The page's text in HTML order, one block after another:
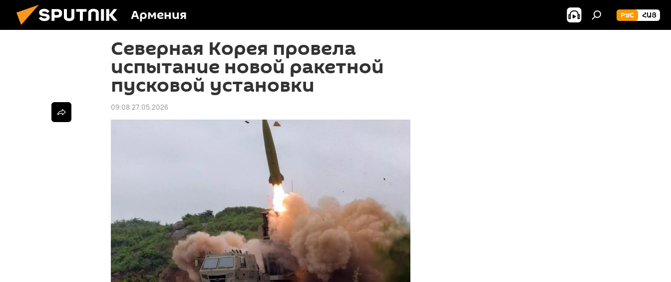
Армения РУС ՀԱՅ
Северная Корея провела
испытание новой ракетной
пусковой установки
09:08 27.05.2026